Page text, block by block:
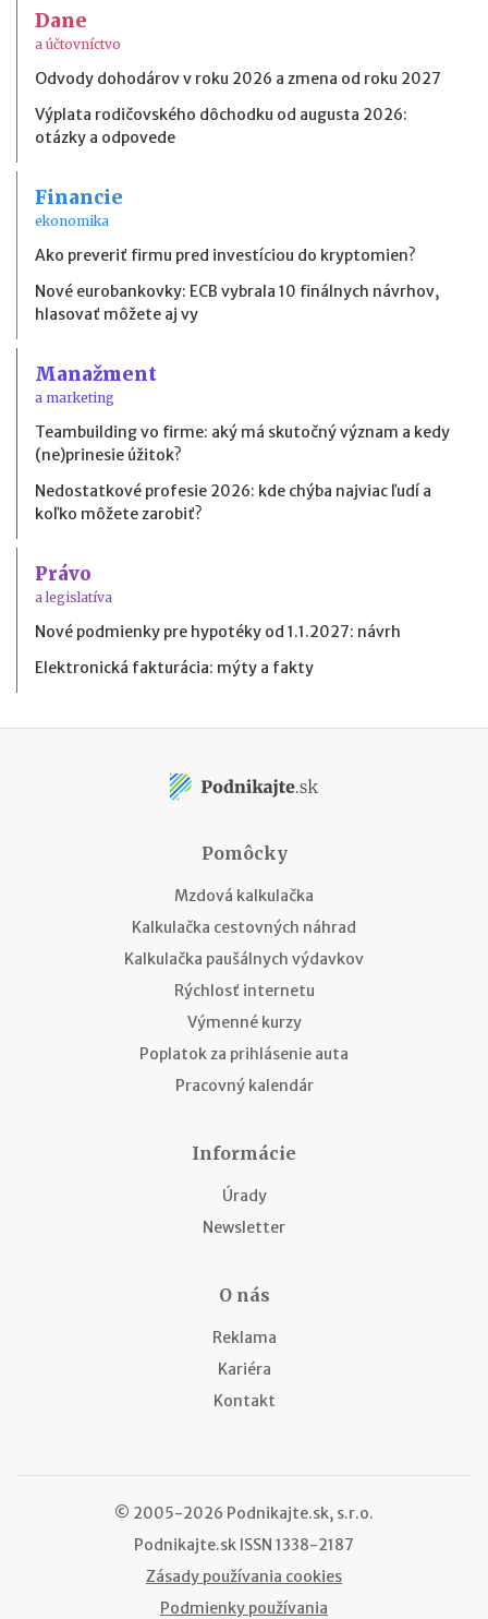
Dane
a účtovníctvo
Odvody dohodárov v roku 2026 a zmena od roku 2027
Výplata rodičovského dôchodku od augusta 2026:
otázky a odpovede
Financie
ekonomika
Ako preveriť firmu pred investíciou do kryptomien?
Nové eurobankovky: ECB vybrala 10 finálnych návrhov,
hlasovať môžete aj vy
Manažment
a marketing
Teambuilding vo firme: aký má skutočný význam a kedy
(ne)prinesie úžitok?
Nedostatkové profesie 2026: kde chýba najviac ľudí a
koľko môžete zarobiť?
Právo
a legislatíva
Nové podmienky pre hypotéky od 1.1.2027: návrh
Elektronická fakturácia: mýty a fakty
Pomôcky
Mzdová kalkulačka
Kalkulačka cestovných náhrad
Kalkulačka paušálnych výdavkov
Rýchlosť internetu
Výmenné kurzy
Poplatok za prihlásenie auta
Pracovný kalendár
Informácie
Úrady
Newsletter
O nás
Reklama
Kariéra
Kontakt
© 2005-2026 Podnikajte.sk, s.r.o.
Podnikajte.sk ISSN 1338-2187
Zásady používania cookies
Podmienky používania